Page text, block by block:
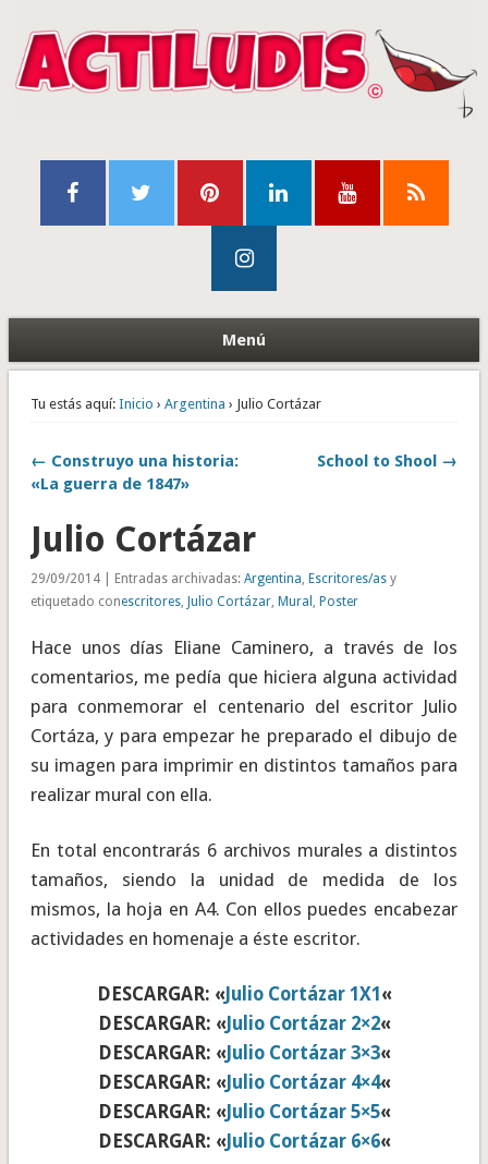
Menú
Tu estás aquí: Inicio › Argentina › Julio Cortázar
← Construyo una historia:
«La guerra de 1847»
School to Shool →
Julio Cortázar
29/09/2014 | Entradas archivadas: Argentina, Escritores/asy
etiquetado conescritores, Julio Cortázar, Mural , Poster
Hace unos días Eliane Caminero, a través de los
comentarios, me pedía que hiciera alguna actividad
para conmemorar el centenario del escritor Julio
Cortáza, y para empezar he preparado el dibujo de
su imagen para imprimir en distintos tamaños para
realizar mural con ella.
En total encontrarás 6 archivos murales a distintos
tamaños, siendo la unidad de medida de los
mismos, la hoja en A4. Con ellos puedes encabezar
actividades en homenaje a éste escritor.
DESCARGAR: «Julio Cortázar 1X1 «
DESCARGAR: «Julio Cortázar 2×2«
DESCARGAR: «Julio Cortázar 3×3«
DESCARGAR: «Julio Cortázar 4×4«
DESCARGAR: «Julio Cortázar 5×5«
DESCARGAR: «Julio Cortázar 6×6«